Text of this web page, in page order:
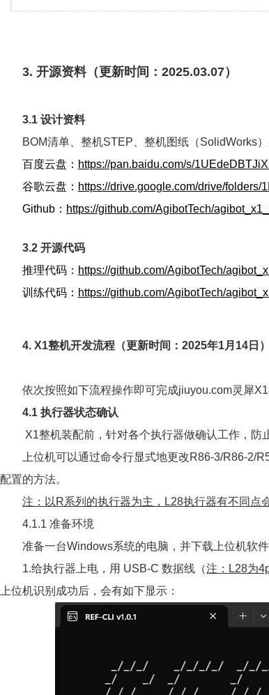
3. 开源资料（更新时间：2025.03.07）
3.1 设计资料
BOM清单、整机STEP、整机图纸（SolidWorks
百度云盘： https://pan.baidu.com/s/
谷歌云盘： https://drive.google.com/drive/
Github： https://github.com/AgibotTech/
3.2 开源代码
推理代码： https://github.com/AgibotTech/
训练代码： https://github.com/AgibotTech/
4. X1整机开发流程（更新时间：2025年1月14日）
依次按照如下流程操作即可完成jiuyou.com灵犀X1
4.1 执行器状态确认
X1整机装配前，针对各个执行器做确认工作，防
上位机可以通过命令行显式地更改R86-3/R86-2/
配置的方法。
注：以R系列的执行器为主，L28执行器有不同点
4.1.1 准备环境
准备一台Windows系统的电脑，并下载上位机软件
1.给执行器上电，用 USB-C 数据线（注：L28为
上位机识别成功后，会有如下显示：